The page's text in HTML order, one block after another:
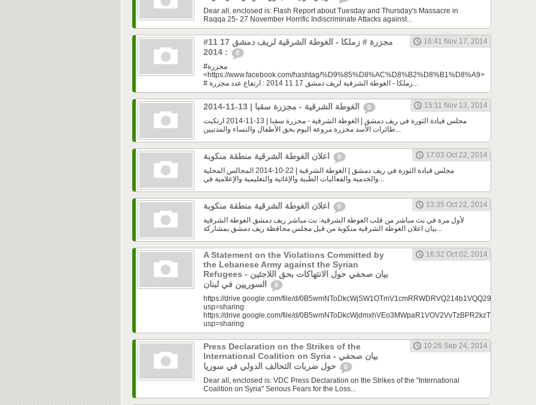
Dear all, enclosed is: Flash Report about Tuesday and Thursday's Massacre in
Raqqa 25- 27 November Horrific Indiscriminate Attacks against...
#مجزرة # زملكا - الغوطة الشرقية لريف دمشق 17 11
2014 :
0
16:41 Nov 17, 2014
#مجزرة
<https://www.facebook.com/hashtag/%D9%85%D8%AC%D8%B2%D8%B1%D8%A9>
# زملكا - الغوطة الشرقية لريف دمشق 17 11 2014 : ارتفاع عدد مجزرة...
0
15:11 Nov 13, 2014
مجلس قيادة الثورة في ريف دمشق | الغوطة الشرقية - مجزرة سقبا | 13-11-2014 ارتكبت
طائرات الأسد مجزرة مروعة اليوم بحق الأطفال والنساء والمدنيين...
0
17:03 Oct 22, 2014
مجلس قيادة الثورة في ريف دمشق | الغوطة الشرقية | 22-10-2014 المجالس المحلية
والخدمية والفعاليات الطبية والإغاثية والتعليمية والإعلامية في...
0
13:35 Oct 22, 2014
لأول مرة في بث مباشر من قلب الغوطة الشرقية: بث مباشر ريف دمشق الغوطة الشرقية
بيان اعلان الغوطة الشرقية منكوبة من قبل مجلس محافظة ريف دمشق بمشاركة...
A Statement on the Violations Committed by
the Lebanese Army against the Syrian
Refugees - بيان صحفي حول الانتهاكات بحق اللاجئين
0
16:32 Oct 02, 2014
https://drive.google.com/file/d/0B5wmNToDkcWjSW1OTmV1cmRRWDRVQ214b1VQQ296U0pTRDM0/
usp=sharing
https://drive.google.com/file/d/0B5wmNToDkcWjdmxhVEo3MWpaR1VOV2VvTzBPR2kzTlY0NjBz/view?
usp=sharing
Press Declaration on the Strikes of the
International Coalition on Syria - بيان صحفي
0
10:26 Sep 24, 2014
Dear all, enclosed is: VDC Press Declaration on the Strikes of the "International
Coalition on Syria" Serious Fears for the Loss...